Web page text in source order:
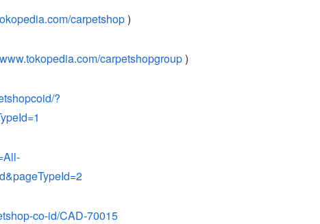
carpetshop)
carpetshopgroup)
?
co-id/CAD-70015